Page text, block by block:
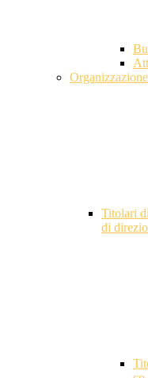
Organizzazione
Titolari
di